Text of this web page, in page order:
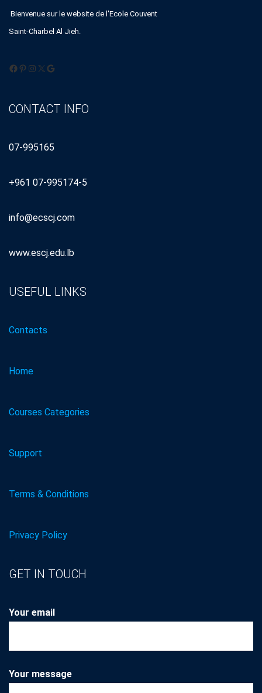
Bienvenue sur le website de l'Ecole Couvent
Saint-Charbel Al Jieh.
Facebook Pinterest Instagram X Google
CONTACT INFO
07-995165
+961 07-995174-5
info@ecscj.com
www.escj.edu.lb
USEFUL LINKS
Contacts
Home
Courses Categories
Support
Terms & Conditions
Privacy Policy
GET IN TOUCH
Your email
Your message